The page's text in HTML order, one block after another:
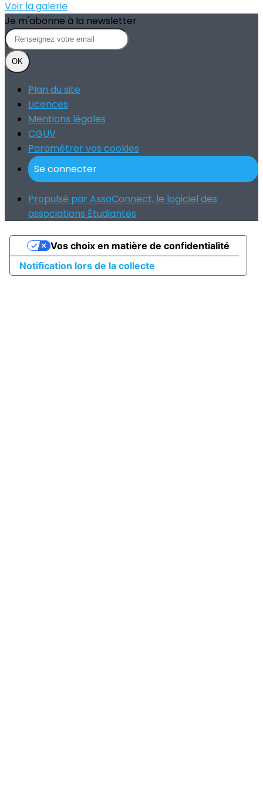
Voir la galerie
Je m'abonne à la newsletter
OK
Plan du site
Licences
Mentions légales
CGUV
Paramétrer vos cookies
Se connecter
Propulsé par AssoConnect, le logiciel des
associations Étudiantes
Notification lors de la collecte
Vos choix en matière de confidentialité